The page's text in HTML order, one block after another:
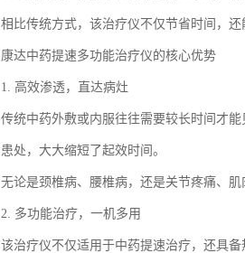
相比传统方式，该治疗仪不仅节省时间，
康达中药提速多功能治疗仪的核心优势
1. 高效渗透，直达病灶
传统中药外敷或内服往往需要较长时间才
患处，大大缩短了起效时间。
无论是颈椎病、腰椎病，还是关节疼痛、
2. 多功能治疗，一机多用
该治疗仪不仅适用于中药提速治疗，还具